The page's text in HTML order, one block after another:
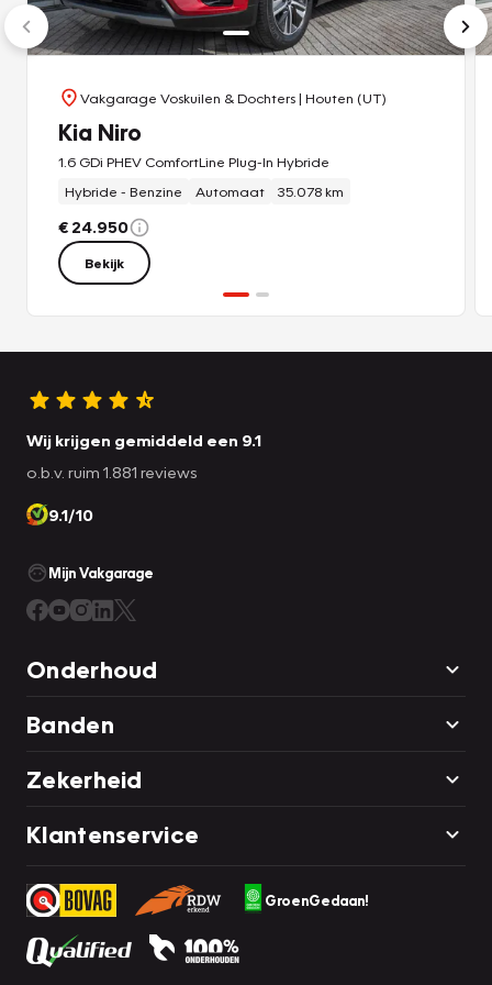
Vakgarage Voskuilen & Dochters| Houten (UT)
Kia Niro
1.6 GDi PHEV ComfortLine Plug-In Hybride
Hybride - Benzine
Automaat 35.078 km
€ 24.950
Bekijk
Wij krijgen gemiddeld een 9.1
o.b.v. ruim 1.881 reviews
9.1/10
Mijn Vakgarage
Onderhoud
Banden
Zekerheid
Klantenservice
GroenGedaan!